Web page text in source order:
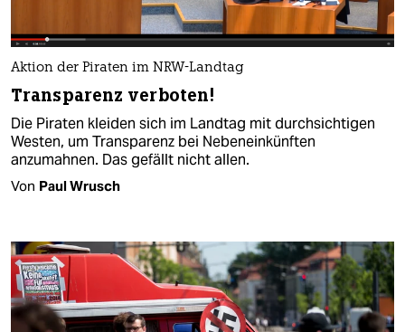
Aktion der Piraten im NRW-Landtag
Transparenz verboten!
Die Piraten kleiden sich im Landtag mit durchsichtigen
Westen, um Transparenz bei Nebeneinkünften
anzumahnen. Das gefällt nicht allen.
Von Paul Wrusch